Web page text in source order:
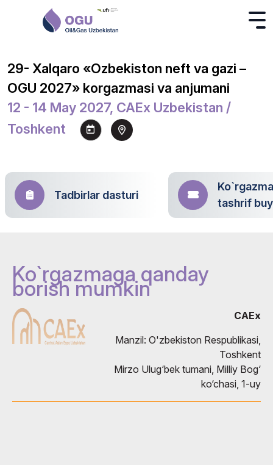
29- Xalqaro «Ozbekiston neft va gazi –
OGU 2027» korgazmasi va anjumani
12 - 14 May 2027, CAEx Uzbekistan /
Toshkent
Tadbirlar dasturi
tashrif
Ko`rgazmaga qanday
borish mumkin
CAEx
Manzil: O'zbekiston Respublikasi,
Toshkent
Mirzo Ulug‘bek tumani, Milliy Bog‘
ko‘chasi, 1-uy